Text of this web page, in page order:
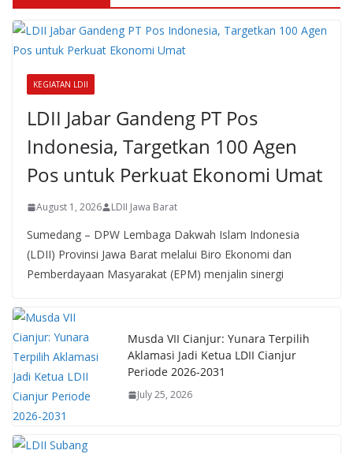
KEGIATAN LDII
LDII Jabar Gandeng PT Pos
Indonesia, Targetkan 100 Agen
Pos untuk Perkuat Ekonomi Umat
August 1, 2026 LDII Jawa Barat
Sumedang – DPW Lembaga Dakwah Islam Indonesia
(LDII) Provinsi Jawa Barat melalui Biro Ekonomi dan
Pemberdayaan Masyarakat (EPM) menjalin sinergi
Musda VII Cianjur: Yunara Terpilih
Aklamasi Jadi Ketua LDII Cianjur
Periode 2026-2031
July 25, 2026